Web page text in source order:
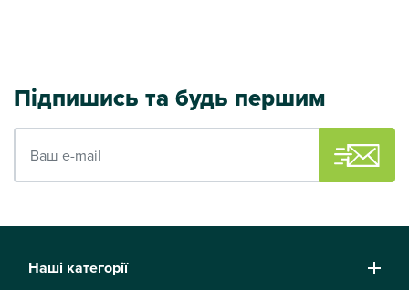
Підпишись та будь першим
Наші категорії